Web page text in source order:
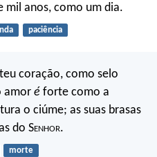
mil anos, como um dia.
paciência
coração, como selo
amor é forte como a
o ciúme; as suas brasas
do Senhor.
morte